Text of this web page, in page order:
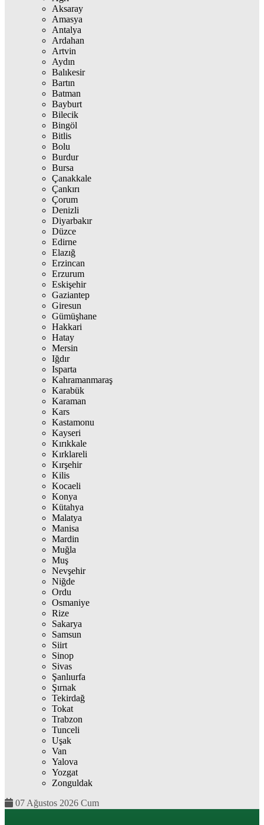
Aksaray
Amasya
Antalya
Ardahan
Artvin
Aydın
Balıkesir
Bartın
Batman
Bayburt
Bilecik
Bingöl
Bitlis
Bolu
Burdur
Bursa
Çanakkale
Çankırı
Çorum
Denizli
Diyarbakır
Düzce
Edirne
Elazığ
Erzincan
Erzurum
Eskişehir
Gaziantep
Giresun
Gümüşhane
Hakkari
Hatay
Mersin
Iğdır
Isparta
Kahramanmaraş
Karabük
Karaman
Kars
Kastamonu
Kayseri
Kırıkkale
Kırklareli
Kırşehir
Kilis
Kocaeli
Konya
Kütahya
Malatya
Manisa
Mardin
Muğla
Muş
Nevşehir
Niğde
Ordu
Osmaniye
Rize
Sakarya
Samsun
Siirt
Sinop
Sivas
Şanlıurfa
Şırnak
Tekirdağ
Tokat
Trabzon
Tunceli
Uşak
Van
Yalova
Yozgat
Zonguldak
07 Ağustos 2026 Cum